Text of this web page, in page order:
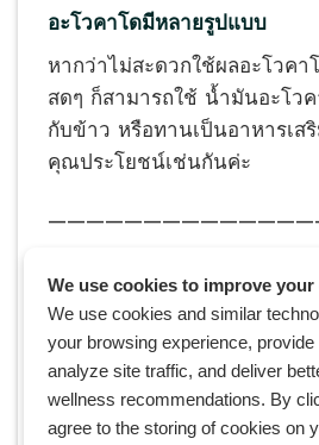
อะโวคาโดมีหลายรูปแบบ
หากว่าไม่สะดวกใช้ผลอะโวค
สดๆ ก็สามารถใช้ น้ำมันอะโว
กับข้าว หรือทานเป็นอาหารเส
คุณประโยชน์เช่นกันค่ะ
อ้างอิงข้อมูล
https://
https://
We use cookies to improve your
We use cookies and similar
your browsing experience,
analyze site traffic, and deliver
wellness recommendations. By
agree to the storing of cookies on